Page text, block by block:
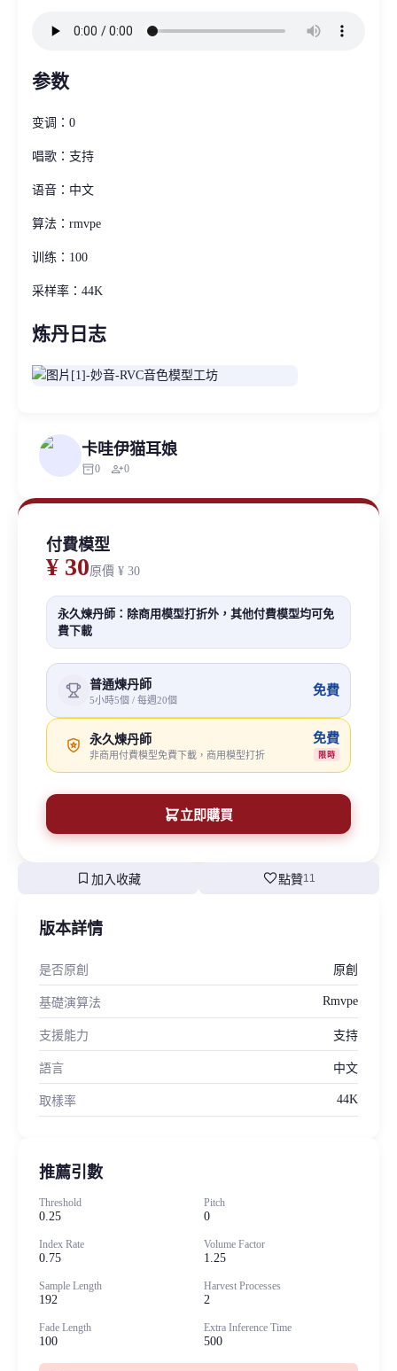
参数
变调：0
唱歌：支持
语音：中文
算法：rmvpe
训练：100
采样率：44K
炼丹日志
卡哇伊猫耳娘
inventory_20 person_add0
付費模型
¥ 30原價 ¥ 30
永久煉丹師：除商用模型打折外，其他付費模型均可免
費下載
普通煉丹師
5小時5個 / 每週20個
免費
永久煉丹師
非商用付費模型免費下載，商用模型打折
免費
限時
立即購買
bookmark 加入收藏 favorite點贊11
版本詳情
是否原創 原創
基礎演算法 Rmvpe
支援能力 支持
語言 中文
取樣率 44K
推薦引數
Threshold
0.25
Pitch
0
Index Rate
0.75
Volume Factor
1.25
Sample Length
192
Harvest Processes
2
Fade Length
100
Extra Inference Time
500